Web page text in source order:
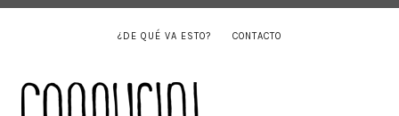
¿DE QUÉ VA ESTO? CONTACTO